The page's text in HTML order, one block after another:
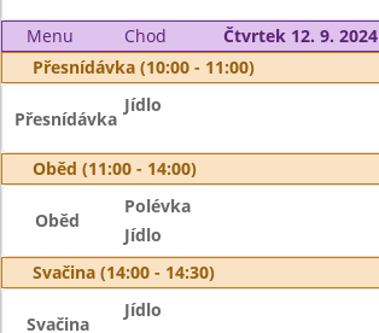
Menu Chod
Čtvrtek 12. 9. 2024
Přesnídávka (10:00 - 11:00)
Přesnídávka
Jídlo
Oběd (11:00 - 14:00)
Oběd
Polévka
Jídlo
Svačina (14:00 - 14:30)
Svačina
Jídlo